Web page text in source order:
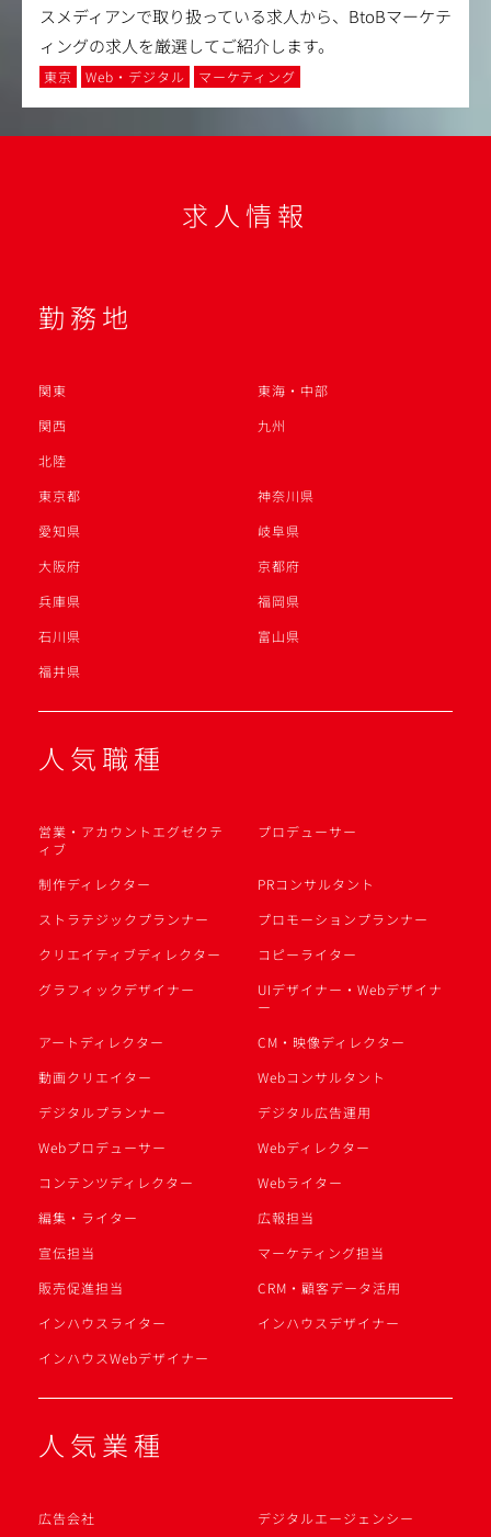
スメディアンで取り扱っている求人から、BtoBマーケテ
ィングの求人を厳選してご紹介します。
東京 Web・デジタル マーケティング
求人情報
勤務地
関東
東海・中部
関西
九州
北陸
東京都
神奈川県
愛知県
岐阜県
大阪府
京都府
兵庫県
福岡県
石川県
富山県
福井県
人気職種
営業・アカウントエグゼクテ
ィブ
プロデューサー
制作ディレクター
PRコンサルタント
ストラテジックプランナー
プロモーションプランナー
クリエイティブディレクター
コピーライター
グラフィックデザイナー
UIデザイナー・Webデザイナ
ー
アートディレクター
CM・映像ディレクター
動画クリエイター
Webコンサルタント
デジタルプランナー
デジタル広告運用
Webプロデューサー
Webディレクター
コンテンツディレクター
Webライター
編集・ライター
広報担当
宣伝担当
マーケティング担当
販売促進担当
CRM・顧客データ活用
インハウスライター
インハウスデザイナー
インハウスWebデザイナー
人気業種
広告会社
デジタルエージェンシー